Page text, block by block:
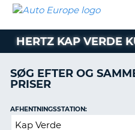
BILUDLEJNING
AUTOCAMPER
AUTO
EUROPE
BILUDLEJNING
AUTOCAMPER
LEJE
SUPPORT
HERTZ KAP VERDE
SØG EFTER OG
PRISER
Vil
AFHENTNINGSSTATION: